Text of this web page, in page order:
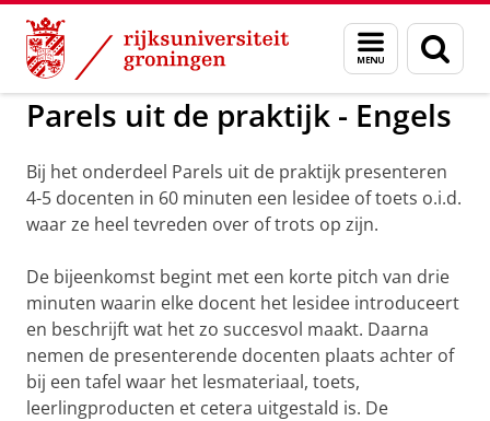
Skip
Content
Skip
Navigation
Menu
en
zoeken
GMW Dag van Taal, Kunsten en Cultuur
Parels uit de praktijk - Engels
Bij het onderdeel Parels uit de praktijk presenteren
4-5 docenten in 60 minuten een lesidee of toets o.i.d.
waar ze heel tevreden over of trots op zijn.
De bijeenkomst begint met een korte pitch van drie
minuten waarin elke docent het lesidee introduceert
en beschrijft wat het zo succesvol maakt. Daarna
nemen de presenterende docenten plaats achter of
bij een tafel waar het lesmateriaal, toets,
leerlingproducten et cetera uitgestald is. De